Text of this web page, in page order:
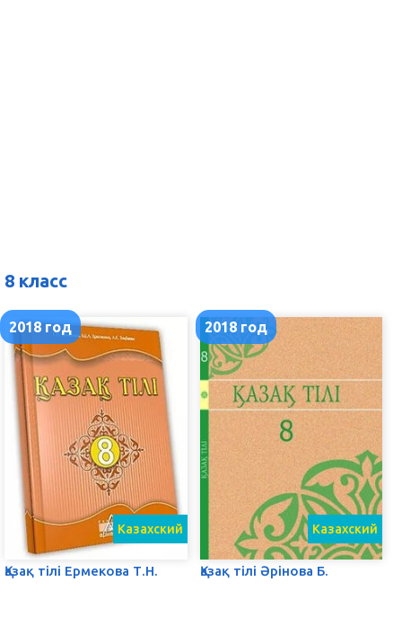
8 класс
2018 год
Қазақ тілі Ермекова Т.Н.
Казахский
2018 год
Қазақ тілі Әрінова Б.
Казахский